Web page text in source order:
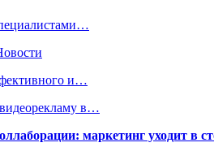
и…
в…
маркетинг уходит в